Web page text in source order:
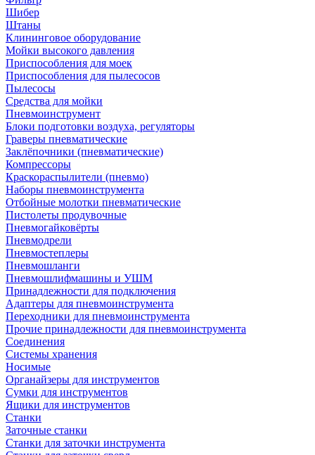
Шибер
Штаны
Клининговое оборудование
Мойки высокого давления
Приспособления для моек
Приспособления для пылесосов
Пылесосы
Средства для мойки
Пневмоинструмент
Блоки подготовки воздуха, регуляторы
Граверы пневматические
Заклёпочники (пневматические)
Компрессоры
Краскораспылители (пневмо)
Наборы пневмоинструмента
Отбойные молотки пневматические
Пистолеты продувочные
Пневмогайковёрты
Пневмодрели
Пневмостеплеры
Пневмошланги
Пневмошлифмашины и УШМ
Принадлежности для подключения
Адаптеры для пневмоинструмента
Переходники для пневмоинструмента
Прочие принадлежности для пневмоинструмента
Соединения
Системы хранения
Носимые
Органайзеры для инструментов
Сумки для инструментов
Ящики для инструментов
Станки
Заточные станки
Станки для заточки инструмента